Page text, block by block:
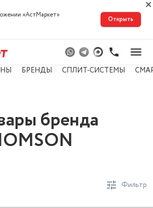
«АстМарке‪т‬»
Открыть
БРЕНДЫ СПЛИТ-СИСТЕМЫ
бренда
Фильтр